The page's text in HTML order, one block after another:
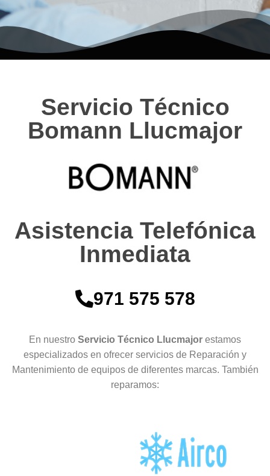
Servicio Técnico
Bomann Llucmajor
Asistencia Telefónica
Inmediata
971 575 578
En nuestro Servicio Técnico Llucmajor estamos
especializados en ofrecer servicios de Reparación y
Mantenimiento de equipos de diferentes marcas. También
reparamos: